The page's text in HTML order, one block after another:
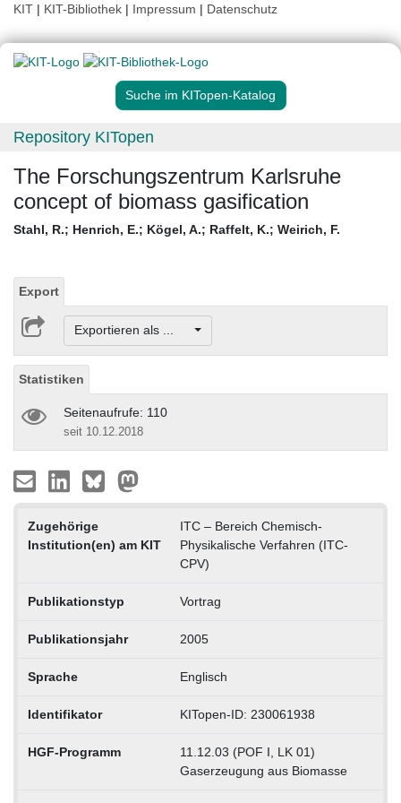
KIT | KIT-Bibliothek | Impressum | Datenschutz
Suche im KITopen-Katalog
Repository KITopen
The Forschungszentrum Karlsruhe
concept of biomass gasification
Stahl, R.; Henrich, E.; Kögel, A.; Raffelt, K.; Weirich, F.
Export
Exportieren als ...
Statistiken
Seitenaufrufe: 110
seit 10.12.2018
Zugehörige
Institution(en) am KIT
ITC – Bereich Chemisch-
Physikalische Verfahren (ITC-
CPV)
Publikationstyp Vortrag
Publikationsjahr 2005
Sprache Englisch
Identifikator KITopen-ID: 230061938
HGF-Programm
11.12.03 (POF I, LK 01)
Gaserzeugung aus Biomasse